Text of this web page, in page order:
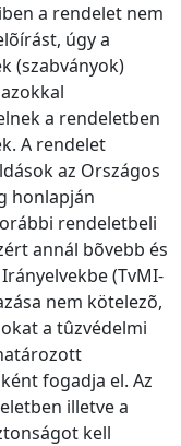
a rendelet nem
úgy a
(szabványok)
a rendeletben
A rendelet
az Országos
honlapján
rendeletbeli
annál bõvebb és
(TvMI-
nem kötelezõ,
a tûzvédelmi
fogadja el. Az
illetve a
kell